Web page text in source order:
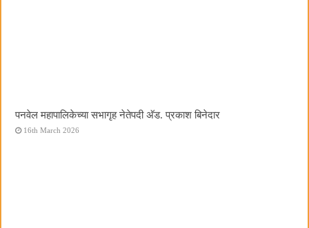
पनवेल महापालिकेच्या सभागृह नेतेपदी अ‍ॅड. प्रकाश बिनेदार
16th March 2026